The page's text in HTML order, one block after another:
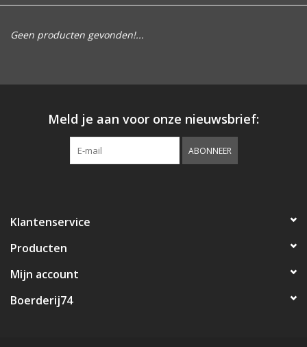
Luiken
Woonaccessoires
Geen producten gevonden!...
Meld je aan voor onze nieuwsbrief:
ABONNEER
Klantenservice
Producten
Mijn account
Boerderij74